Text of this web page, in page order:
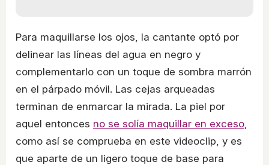
Para maquillarse los ojos, la cantante optó por
delinear las líneas del agua en negro y
complementarlo con un toque de sombra marrón
en el párpado móvil. Las cejas arqueadas
terminan de enmarcar la mirada. La piel por
aquel entonces no se solía maquillar en exceso
como así se comprueba en este videoclip, y es
que aparte de un ligero toque de base para